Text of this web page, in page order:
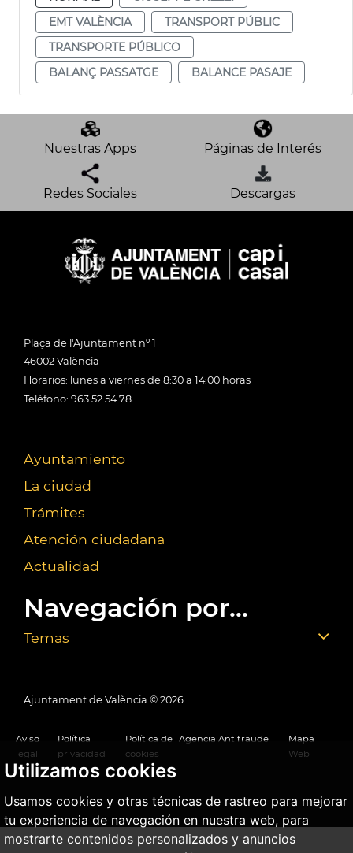
Utilizamos cookies
Usamos cookies y otras técnicas de rastreo para mejorar
tu experiencia de navegación en nuestra web, para
mostrarte contenidos personalizados y anuncios
EMT VALÈNCIA
TRANSPORT PÚBLIC
TRANSPORTE PÚBLICO
BALANÇ PASSATGE
BALANCE PASAJE
Nuestras Apps Páginas de Interés
Redes Sociales Descargas
Plaça de l'Ajuntament nº 1
46002 València
Horarios: lunes a viernes de 8:30 a 14:00 horas
Teléfono: 963 52 54 78
Ayuntamiento
La ciudad
Trámites
Atención ciudadana
Actualidad
Navegación por...
Temas
Ajuntament de València © 2026
Aviso
legal
Política
privacidad
Política de
cookies
Agencia Antifraude
Mapa
Web